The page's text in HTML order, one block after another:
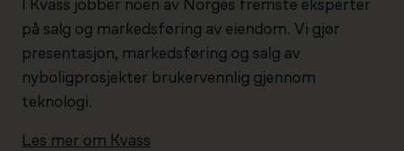
I Kvass jobber noen av Norges fremste eksperter
på salg og markedsføring av eiendom. Vi gjør
presentasjon, markedsføring og salg av
nyboligprosjekter brukervennlig gjennom
teknologi.
Les mer om Kvass